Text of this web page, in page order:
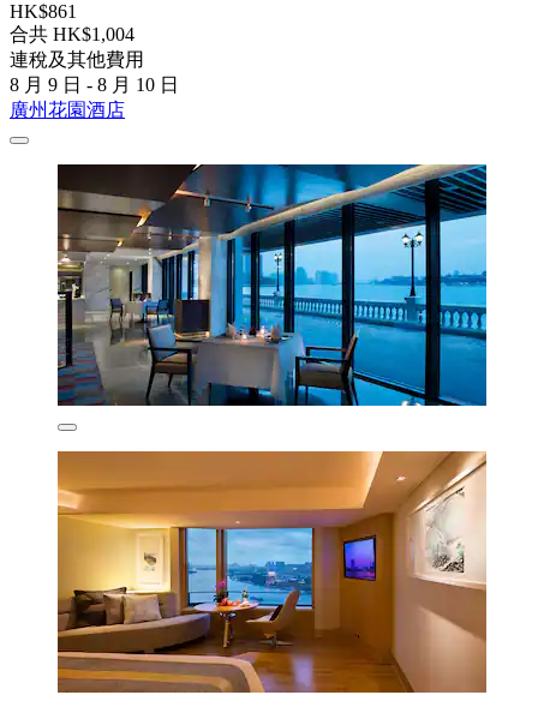
HK$861
合共 HK$1,004
連稅及其他費用
8 月 9 日 - 8 月 10 日
廣州花園酒店